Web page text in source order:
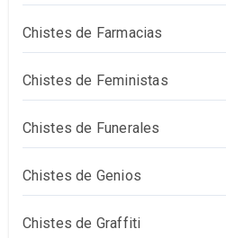
Chistes de Farmacias
Chistes de Feministas
Chistes de Funerales
Chistes de Genios
Chistes de Graffiti